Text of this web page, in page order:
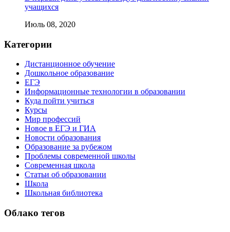
учащихся
Июль 08, 2020
Категории
Дистанционное обучение
Дошкольное образование
ЕГЭ
Информационные технологии в образовании
Куда пойти учиться
Курсы
Мир профессий
Новое в ЕГЭ и ГИА
Новости образования
Образование за рубежом
Проблемы современной школы
Современная школа
Статьи об образовании
Школа
Школьная библиотека
Облако тегов